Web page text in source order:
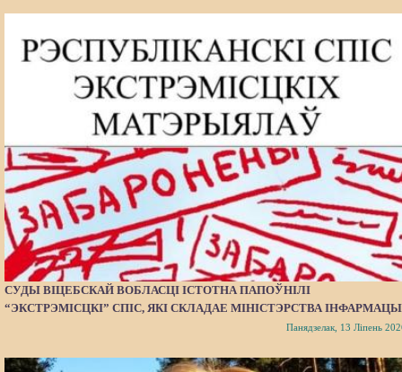
СУДЫ ВІЦЕБСКАЙ ВОБЛАСЦІ ІСТОТНА ПАПОЎНІЛІ
“ЭКСТРЭМІСЦКІ” СПІС, ЯКІ СКЛАДАЕ МІНІСТЭРСТВА
Панядзелак, 13 Ліпень